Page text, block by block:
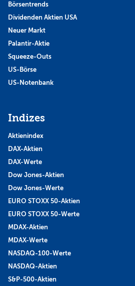
Börsentrends
Dividenden Aktien USA
Neuer Markt
Palantir-Aktie
Squeeze-Outs
US-Börse
US-Notenbank
Indizes
Aktienindex
DAX-Aktien
DAX-Werte
Dow Jones-Aktien
Dow Jones-Werte
EURO STOXX 50-Aktien
EURO STOXX 50-Werte
MDAX-Aktien
MDAX-Werte
NASDAQ-100-Werte
NASDAQ-Aktien
S&P-500-Aktien